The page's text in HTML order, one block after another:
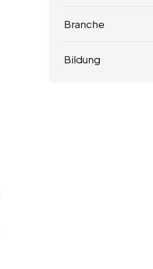
Branche
Bildung